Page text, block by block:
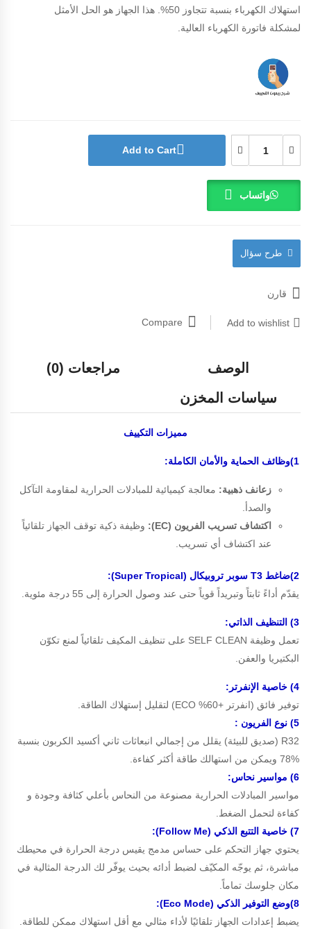
استهلاك الكهرباء بنسبة تتجاوز 50%. هذا الجهاز هو الحل الأمثل
لمشكلة فاتورة الكهرباء العالية.
Add to Cart
واتساب
طرح سؤال
قارن
Add to wishlist
Compare
الوصف
مراجعات (0)
سياسات المخزن
مميزات التكييف
1)وظائف الحماية والأمان الكاملة:
زعانف ذهبية: معالجة كيميائية للمبادلات الحرارية لمقاومة التآكل
والصدأ.
اكتشاف تسريب الفريون (EC):
وظيفة ذكية توقف الجهاز تلقائياً
عند اكتشاف أي تسريب.
2)ضاغط T3 سوبر تروبيكال (Super Tropical):
يقدّم أداءً ثابتاً وتبريداً قوياً حتى عند وصول الحرارة إلى 55 درجة مئوية.
3) التنظيف الذاتي:
تعمل وظيفة SELF CLEAN على تنظيف المكيف تلقائياً لمنع تكوّن
البكتيريا والعفن.
4) خاصية الإنفرتر:
توفير فائق (انفرتر +60% ECO) لتقليل إستهلاك الطاقة.
5) نوع الفريون :
R32 (صديق للبيئة) يقلل من إجمالي انبعاثات ثاني أكسيد الكربون بنسبة
%78 ويمكن من استهالك طاقة أكثر كفاءة.
6) مواسير نح
اس:
مواسير المبادلات الحرارية مصنوعة من النحاس بأعلي كثافة وجودة و
كفاءة لتحمل الضغط.
7) خاصية التتبع الذكي (Follow Me):
يحتوي جهاز التحكم على حساس مدمج يقيس درجة الحرارة في محيطك
مباشرة، ثم يوجّه المكيّف لضبط أدائه بحيث يوفّر لك الدرجة المثالية في
مكان جلوسك تماماً.
8)وضع التوفير الذكي (Eco Mode):
يضبط إعدادات الجهاز تلقائيًا لأداء مثالي مع أقل استهلاك ممكن للطاقة.